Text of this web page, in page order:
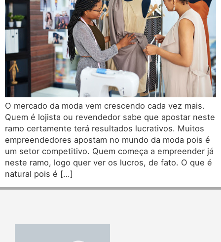
O mercado da moda vem crescendo cada vez mais.
Quem é lojista ou revendedor sabe que apostar neste
ramo certamente terá resultados lucrativos. Muitos
empreendedores apostam no mundo da moda pois é
um setor competitivo. Quem começa a empreender já
neste ramo, logo quer ver os lucros, de fato. O que é
natural pois é […]